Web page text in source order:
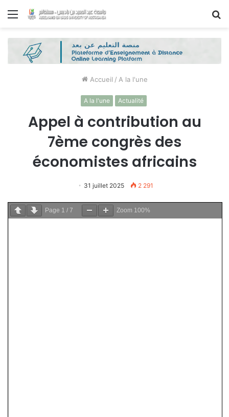
Menu
Accueil / A la l'une
A la l'une Actualité
Appel à contribution au
7ème congrès des
économistes africains
31 juillet 2025 2 291
Page 1 / 7 Zoom 100%